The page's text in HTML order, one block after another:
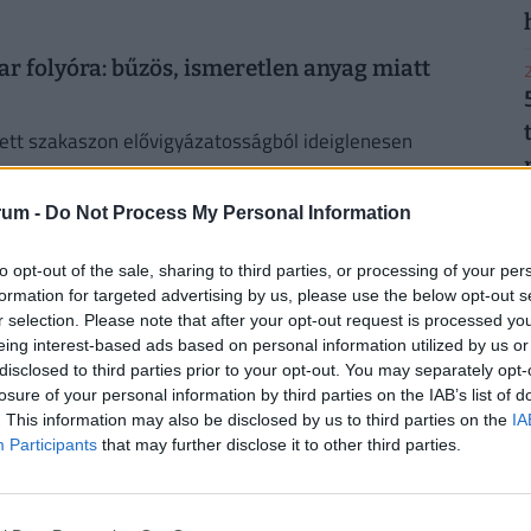
- Do Not Process My Personal Information
opt-out of the sale, sharing to third parties, or processing of your
for targeted advertising by us, please use the below opt-out
selection. Please note that after your opt-out request is processed
interest-based ads based on personal information utilized by us
to third parties prior to your opt-out. You may separately
of your personal information by third parties on the IAB’s list of
This information may also be disclosed by us to third parties on the
Participants that may further disclose it to other third parties.
folyóra: bűzös, ismeretlen anyag miatt
szakaszon elővigyázatosságból ideiglenesen
40 millió eurós gigaberuházás készül a
gigaberuházás készül a Makói Hagymatikum
vezettek be: ezek a települések érintettek
történelmi mértékű a csapadékhiány.